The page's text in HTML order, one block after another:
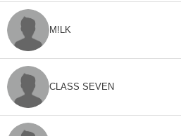
M!LK
CLASS SEVEN